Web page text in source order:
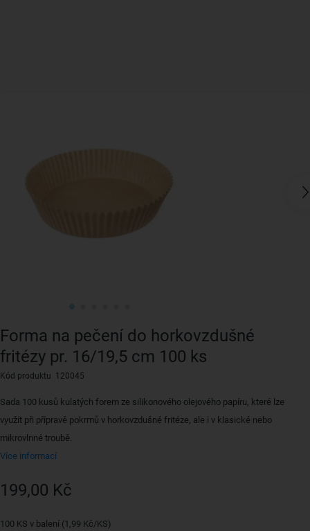
Forma na pečení do horkovzdušné
fritézy pr. 16/19,5 cm 100 ks
Kód produktu 120045
Sada 100 kusů kulatých forem ze silikonového olejového papíru, které lze
využít při přípravě pokrmů v horkovzdušné fritéze, ale i v klasické nebo
mikrovlnné troubě.
Více informací
199,00 Kč
100 KS v balení (1,99 Kč/KS)